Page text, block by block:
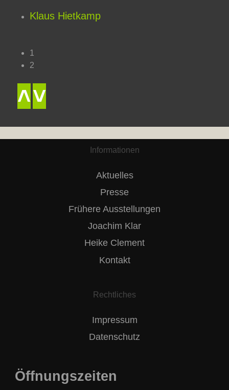
Klaus Hietkamp
1
2
˄˅
Informationen
Aktuelles
Presse
Frühere Ausstellungen
Joachim Klar
Heike Clement
Kontakt
Rechtliches
Impressum
Datenschutz
Öffnungszeiten